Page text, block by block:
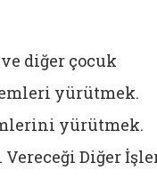
diğer çocuk
yürütmek.
yürütmek.
Vereceği Diğer